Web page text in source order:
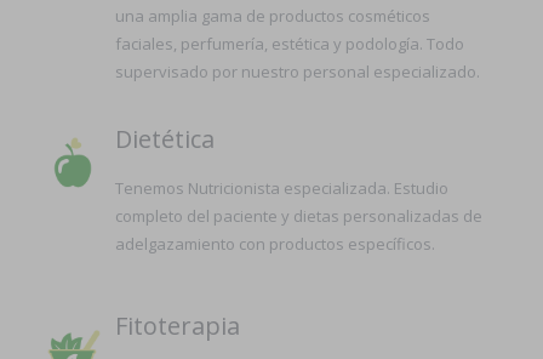
una amplia gama de productos cosméticos
faciales, perfumería, estética y podología. Todo
supervisado por nuestro personal especializado.
Dietética
Tenemos Nutricionista especializada. Estudio
completo del paciente y dietas personalizadas de
adelgazamiento con productos específicos.
Fitoterapia